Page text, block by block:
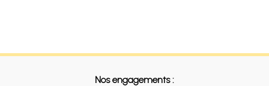
Nos engagements :